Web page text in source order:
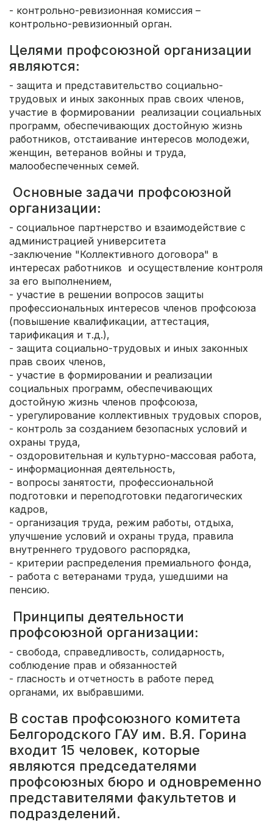
- контрольно-ревизионная комиссия –
контрольно-ревизионный орган.
Целями профсоюзной организации
являются:
- защита и представительство социально-
трудовых и иных законных прав своих членов,
участие в формировании реализации социальных
программ, обеспечивающих достойную жизнь
работников, отстаивание интересов молодежи,
женщин, ветеранов войны и труда,
малообеспеченных семей.
Основные задачи профсоюзной
организации:
- социальное партнерство и взаимодействие с
администрацией университета
-заключение "Коллективного договора" в
интересах работников и осуществление контроля
за его выполнением,
- участие в решении вопросов защиты
профессиональных интересов членов профсоюза
(повышение квалификации, аттестация,
тарификация и т.д.),
- защита социально-трудовых и иных законных
прав своих членов,
- участие в формировании и реализации
социальных программ, обеспечивающих
достойную жизнь членов профсоюза,
- урегулирование коллективных трудовых споров,
- контроль за созданием безопасных условий и
охраны труда,
- оздоровительная и культурно-массовая работа,
- информационная деятельность,
- вопросы занятости, профессиональной
подготовки и переподготовки педагогических
кадров,
- организация труда, режим работы, отдыха,
улучшение условий и охраны труда, правила
внутреннего трудового распорядка,
- критерии распределения премиального фонда,
- работа с ветеранами труда, ушедшими на
пенсию.
Принципы деятельности
профсоюзной организации:
- свобода, справедливость, солидарность,
соблюдение прав и обязанностей
- гласность и отчетность в работе перед
органами, их выбравшими.
В состав профсоюзного комитета
Белгородского ГАУ им. В.Я. Горина
входит 15 человек, которые
являются председателями
профсоюзных бюро и одновременно
представителями факультетов и
подразделений.